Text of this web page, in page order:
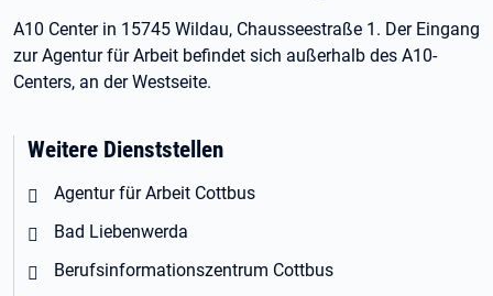
A10 Center in 15745 Wildau, Chausseestraße 1. Der Eingang
zur Agentur für Arbeit befindet sich außerhalb des A10-
Centers, an der Westseite.
Weitere Dienststellen
Agentur für Arbeit Cottbus
Bad Liebenwerda
Berufsinformationszentrum Cottbus